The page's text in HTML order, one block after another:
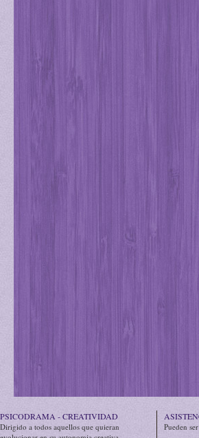
PSICODRAMA - CREATIVIDAD
Dirigido a todos aquellos que quieran
Pueden